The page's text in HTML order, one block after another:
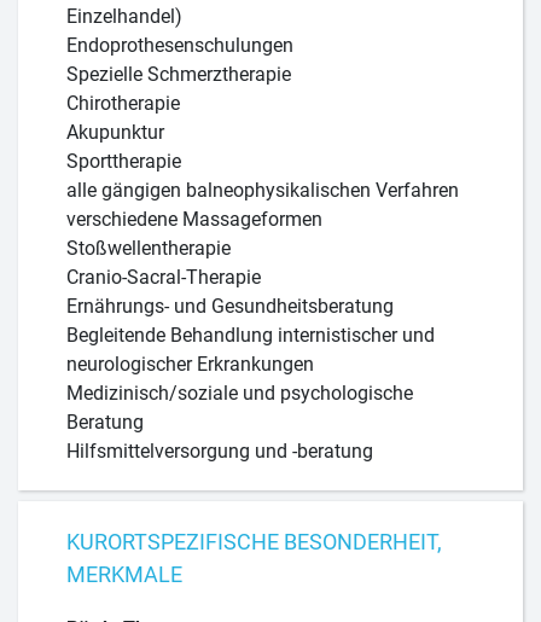
Einzelhandel)
Endoprothesenschulungen
Spezielle Schmerztherapie
Chirotherapie
Akupunktur
Sporttherapie
alle gängigen balneophysikalischen Verfahren
verschiedene Massageformen
Stoßwellentherapie
Cranio-Sacral-Therapie
Ernährungs- und Gesundheitsberatung
Begleitende Behandlung internistischer und
neurologischer Erkrankungen
Medizinisch/soziale und psychologische
Beratung
Hilfsmittelversorgung und -beratung
KURORTSPEZIFISCHE BESONDERHEIT,
MERKMALE